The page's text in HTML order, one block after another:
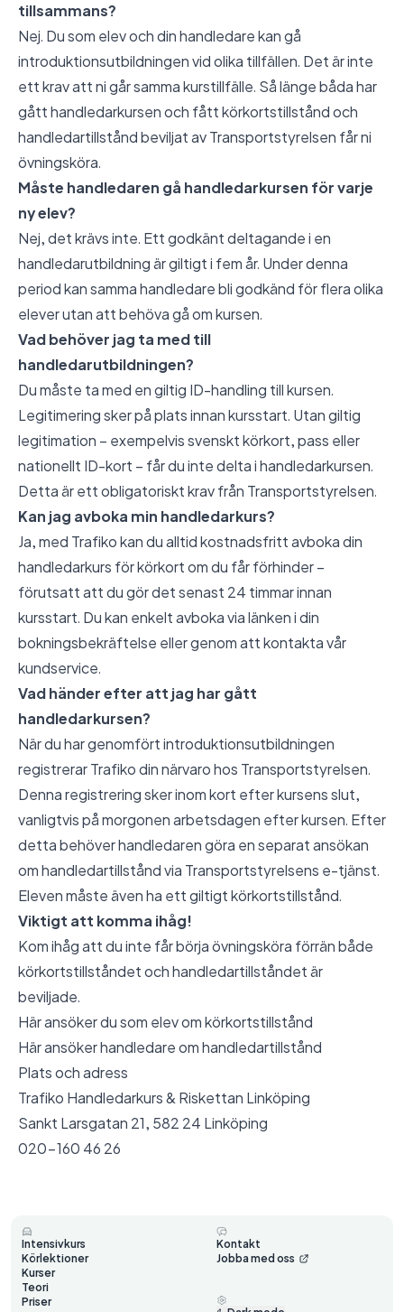
tillsammans?
Nej. Du som elev och din handledare kan gå
introduktionsutbildningen vid olika tillfällen. Det är inte
ett krav att ni går samma kurstillfälle. Så länge båda har
gått handledarkursen och fått körkortstillstånd och
handledartillstånd beviljat av Transportstyrelsen får ni
övningsköra.
Måste handledaren gå handledarkursen för varje
ny elev?
Nej, det krävs inte. Ett godkänt deltagande i en
handledarutbildning är giltigt i fem år. Under denna
period kan samma handledare bli godkänd för flera olika
elever utan att behöva gå om kursen.
Vad behöver jag ta med till
handledarutbildningen?
Du måste ta med en giltig ID-handling till kursen.
Legitimering sker på plats innan kursstart. Utan giltig
legitimation – exempelvis svenskt körkort, pass eller
nationellt ID-kort – får du inte delta i handledarkursen.
Detta är ett obligatoriskt krav från Transportstyrelsen.
Kan jag avboka min handledarkurs?
Ja, med Trafiko kan du alltid kostnadsfritt avboka din
handledarkurs för körkort om du får förhinder –
förutsatt att du gör det senast 24 timmar innan
kursstart. Du kan enkelt avboka via länken i din
bokningsbekräftelse eller genom att kontakta vår
kundservice.
Vad händer efter att jag har gått
handledarkursen?
När du har genomfört introduktionsutbildningen
registrerar Trafiko din närvaro hos Transportstyrelsen.
Denna registrering sker inom kort efter kursens slut,
vanligtvis på morgonen arbetsdagen efter kursen. Efter
detta behöver handledaren göra en separat ansökan
om handledartillstånd via Transportstyrelsens e-tjänst.
Eleven måste även ha ett giltigt körkortstillstånd.
Viktigt att komma ihåg!
Kom ihåg att du inte får börja övningsköra förrän både
körkortstillståndet och handledartillståndet är
beviljade.
Här ansöker du som elev om körkortstillstånd
Här ansöker handledare om handledartillstånd
Plats och adress
Trafiko Handledarkurs & Riskettan Linköping
Sankt Larsgatan 21, 582 24 Linköping
020-160 46 26
Intensivkurs
Körlektioner
Kurser
Teori
Priser
Kontakt
Jobba med oss